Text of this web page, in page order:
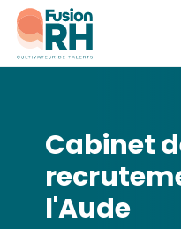
Cabinet
l'Aude